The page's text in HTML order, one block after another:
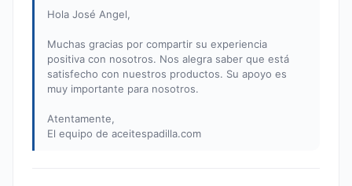
Hola José Angel,
Muchas gracias por compartir su experiencia
positiva con nosotros. Nos alegra saber que está
satisfecho con nuestros productos. Su apoyo es
muy importante para nosotros.
Atentamente,
El equipo de aceitespadilla.com